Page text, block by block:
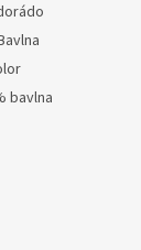
bavlna